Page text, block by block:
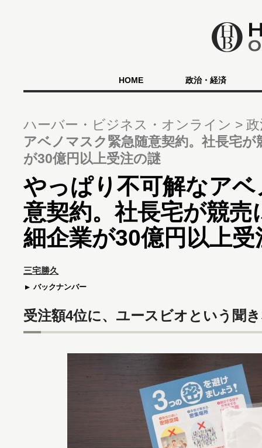
HOME 政治・経済
ハーバー・ビジネス・オンライン
アベノマスク緊急随意契約。社長宅
が30億円以上受注の謎
やっぱり不可解なア
意契約。社長宅が競
細企業が30億円以上受
三宅勝久
バックナンバー
受注額4位に、ユースビオという聞